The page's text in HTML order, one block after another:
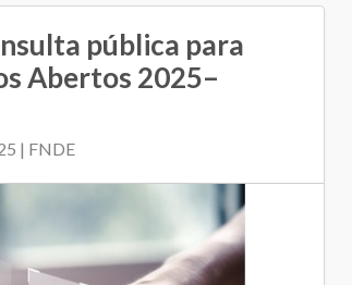
pública para
Abertos 2025–
| FNDE